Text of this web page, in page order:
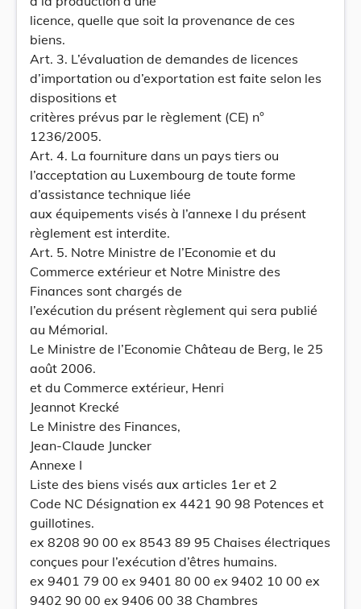
licence, quelle que soit la provenance de ces
biens.
Art. 3. L’évaluation de demandes de licences
d’importation ou d’exportation est faite selon les
dispositions et
critères prévus par le règlement (CE) n°
1236/2005.
Art. 4. La fourniture dans un pays tiers ou
l’acceptation au Luxembourg de toute forme
d’assistance technique liée
aux équipements visés à l’annexe I du présent
règlement est interdite.
Art. 5. Notre Ministre de l’Economie et du
Commerce extérieur et Notre Ministre des
Finances sont chargés de
l’exécution du présent règlement qui sera publié
au Mémorial.
Le Ministre de l’Economie Château de Berg, le 25
août 2006.
et du Commerce extérieur, Henri
Jeannot Krecké
Le Ministre des Finances,
Jean-Claude Juncker
Annexe I
Liste des biens visés aux articles 1er et 2
Code NC Désignation ex 4421 90 98 Potences et
guillotines.
ex 8208 90 00 ex 8543 89 95 Chaises électriques
conçues pour l’exécution d’êtres humains.
ex 9401 79 00 ex 9401 80 00 ex 9402 10 00 ex
9402 90 00 ex 9406 00 38 Chambres